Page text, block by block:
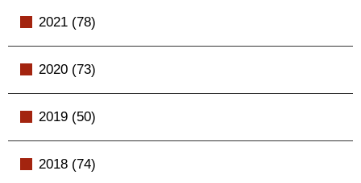
2021 (78)
2020 (73)
2019 (50)
2018 (74)